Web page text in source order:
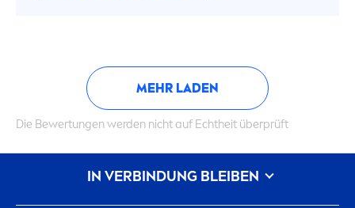
MEHR LADEN
Die Bewertungen werden nicht auf Echtheit überprüft
IN VERBINDUNG BLEIBEN